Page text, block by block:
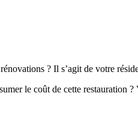
? Il s’agit de votre
le coût de cette restauration ?